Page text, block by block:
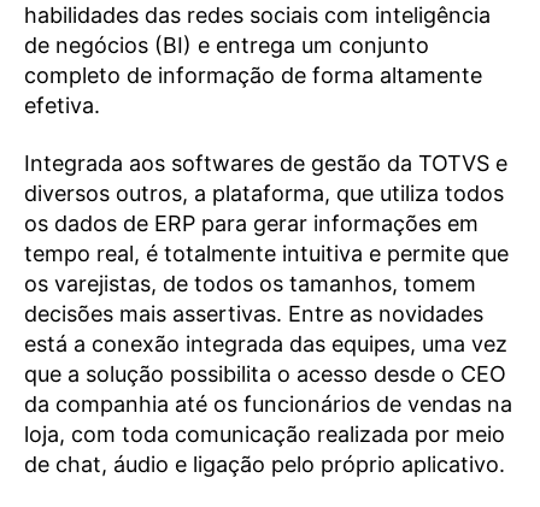
habilidades das redes sociais com inteligência
de negócios (BI) e entrega um conjunto
completo de informação de forma altamente
efetiva.
Integrada aos softwares de gestão da TOTVS e
diversos outros, a plataforma, que utiliza todos
os dados de ERP para gerar informações em
tempo real, é totalmente intuitiva e permite que
os varejistas, de todos os tamanhos, tomem
decisões mais assertivas. Entre as novidades
está a conexão integrada das equipes, uma vez
que a solução possibilita o acesso desde o CEO
da companhia até os funcionários de vendas na
loja, com toda comunicação realizada por meio
de chat, áudio e ligação pelo próprio aplicativo.